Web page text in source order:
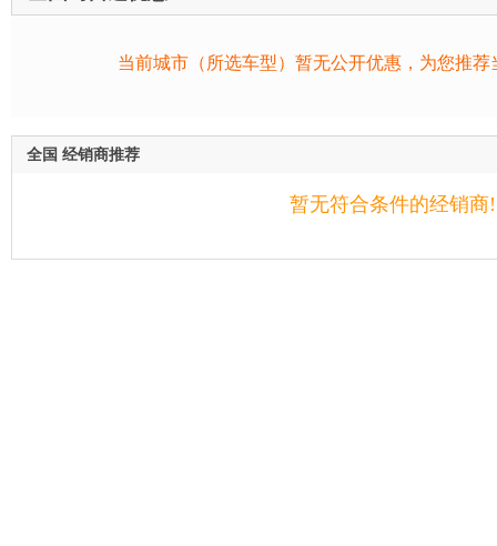
当前城市（所选车型）暂无公开优惠，为您推
全国 经销商推荐
暂无符合条件的经销商!